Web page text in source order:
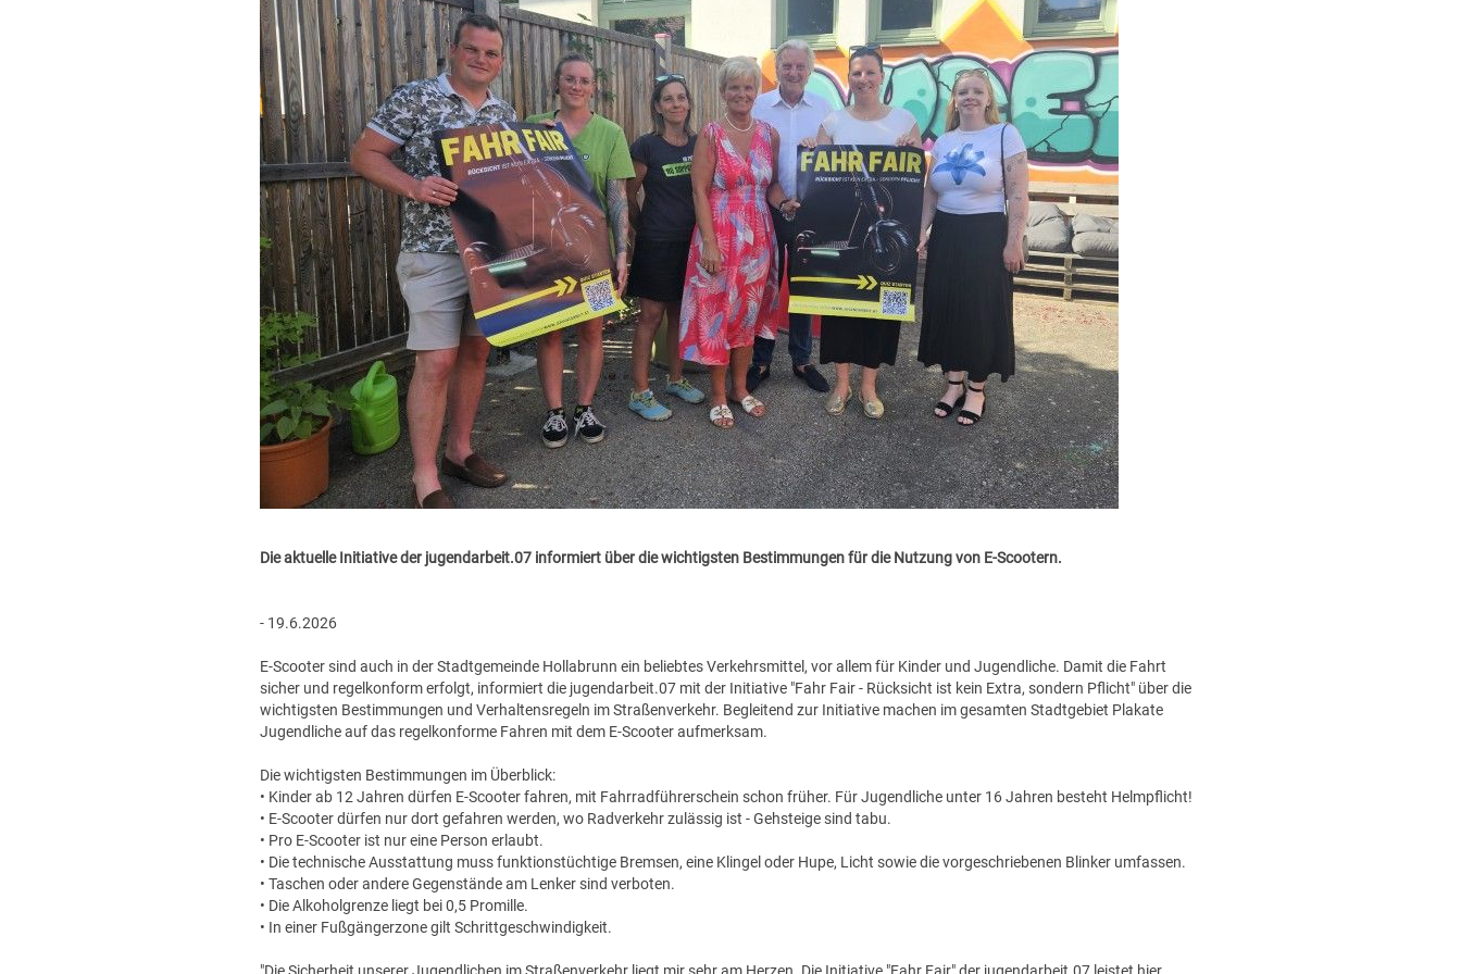
Die aktuelle Initiative der jugendarbeit.07 informiert über die wichtigsten Bestimmungen für die Nutzung von E-Scootern.
- 19.6.2026
E-Scooter sind auch in der Stadtgemeinde Hollabrunn ein beliebtes Verkehrsmittel, vor allem für Kinder und Jugendliche. Damit die Fahrt
sicher und regelkonform erfolgt, informiert die jugendarbeit.07 mit der Initiative "Fahr Fair - Rücksicht ist kein Extra, sondern Pflicht" über die
wichtigsten Bestimmungen und Verhaltensregeln im Straßenverkehr. Begleitend zur Initiative machen im gesamten Stadtgebiet Plakate
Jugendliche auf das regelkonforme Fahren mit dem E-Scooter aufmerksam.
Die wichtigsten Bestimmungen im Überblick:
• Kinder ab 12 Jahren dürfen E-Scooter fahren, mit Fahrradführerschein schon früher. Für Jugendliche unter 16 Jahren besteht Helmpflicht!
• E-Scooter dürfen nur dort gefahren werden, wo Radverkehr zulässig ist - Gehsteige sind tabu.
• Pro E-Scooter ist nur eine Person erlaubt.
• Die technische Ausstattung muss funktionstüchtige Bremsen, eine Klingel oder Hupe, Licht sowie die vorgeschriebenen Blinker umfassen.
• Taschen oder andere Gegenstände am Lenker sind verboten.
• Die Alkoholgrenze liegt bei 0,5 Promille.
• In einer Fußgängerzone gilt Schrittgeschwindigkeit.